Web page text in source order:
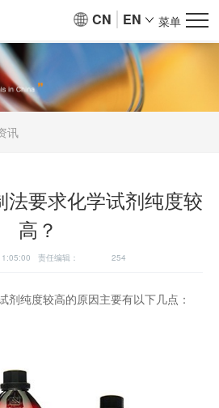
CN EN 菜单
讯
法要求化学试剂纯度较
高？
责任编辑： 254
纯度较高的原因主要有以下几点：